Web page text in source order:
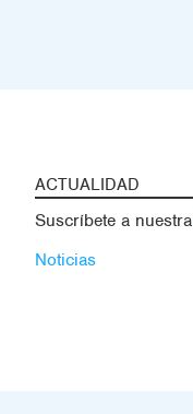
ACTUALIDAD
Suscríbete a nuestra
Noticias